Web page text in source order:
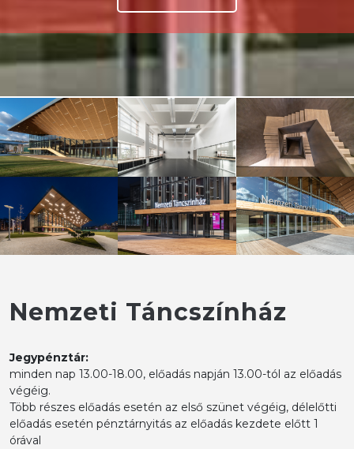
Nemzeti Táncszínház
Jegypénztár:
minden nap 13.00-18.00, előadás napján 13.00-tól az előadás
végéig.
Több részes előadás esetén az első szünet végéig, délelőtti
előadás esetén pénztárnyitás az előadás kezdete előtt 1
órával